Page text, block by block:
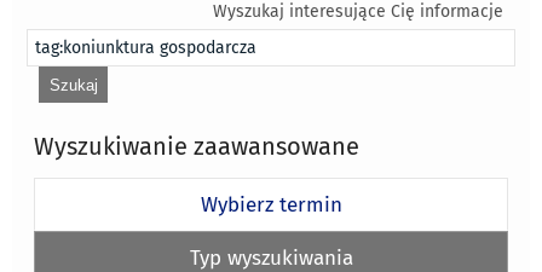
Wyszukaj interesujące Cię informacje
Wyszukiwanie zaawansowane
Wybierz termin
Typ wyszukiwania